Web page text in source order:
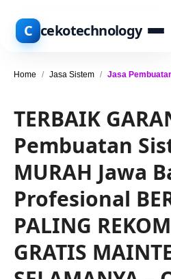
C cekotechnology
Home / Jasa Sistem / Jasa
TERBAIK
Pembuatan
MURAH Jawa
Profesional
PALING
GRATIS